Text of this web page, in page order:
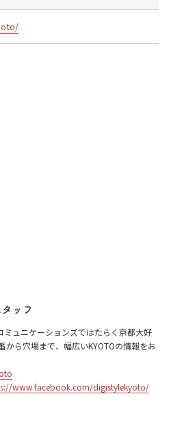
ッフ
ミュニケーションズではたらく京都大好
から穴場まで、幅広いKYOTOの情報をお
www.facebook.com/digistylekyoto/